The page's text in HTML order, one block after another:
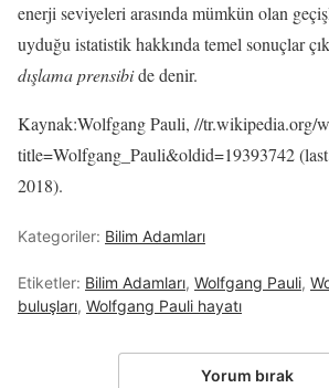
enerji seviyeleri arasında mümkün olan
uyduğu istatistik hakkında temel sonuçlar
dışlama prensibide denir.
Kaynak:Wolfgang Pauli, //tr.wikipedia.org/
title=Wolfgang_Pauli&oldid=19393742
2018).
Kategoriler: Bilim Adamları
Etiketler: Bilim Adamları, Wolfgang Pauli,
buluşları, Wolfgang Pauli hayatı
Yorum bırak